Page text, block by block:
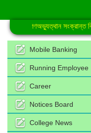
জুলাই গণঅভ্যুত্থান সংক্রান্ত
Mobile Banking
Running Employee
Career
Notices Board
College News